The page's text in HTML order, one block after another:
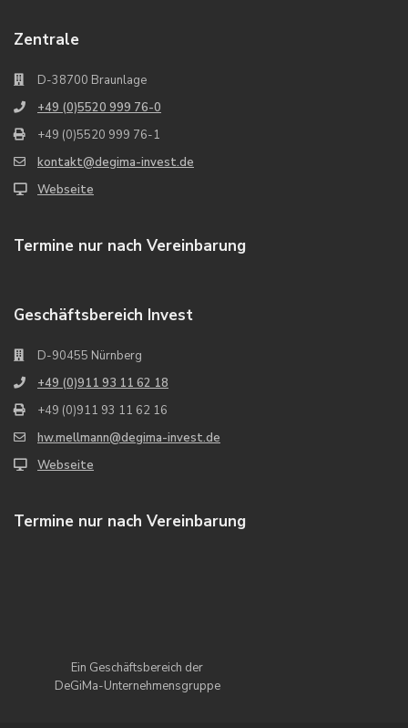
Zentrale
D-38700 Braunlage
+49 (0)5520 999 76-0
+49 (0)5520 999 76-1
kontakt@degima-invest.de
Webseite
Termine nur nach Vereinbarung
Geschäftsbereich Invest
D-90455 Nürnberg
+49 (0)911 93 11 62 18
+49 (0)911 93 11 62 16
hw.mellmann@degima-invest.de
Webseite
Termine nur nach Vereinbarung
Ein Geschäftsbereich der
DeGiMa-Unternehmensgruppe